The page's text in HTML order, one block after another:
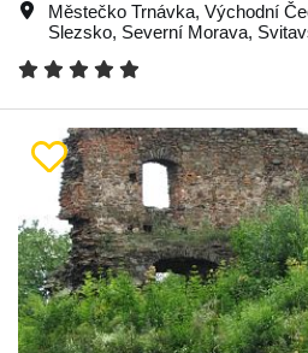
Městečko Trnávka, Východní
Slezsko, Severní Morava,